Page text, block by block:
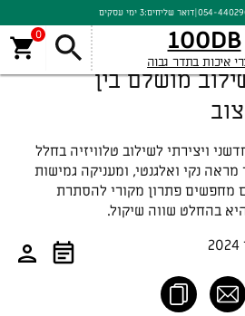
054-
|דואר שליחים:3 ימי עסקים
100DB
איכות בתדר גבוה
0
מושלם בין
ויצירתי לשילוב טלוויזיה בחלל
נקי ואלגנטי, ומעניקה גמישות
מחפשים פתרון מקורי להסתרת
בהחלט שווה שיקול.